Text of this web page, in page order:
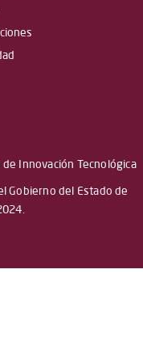
Innovación Tecnológica
Gobierno del Estado de